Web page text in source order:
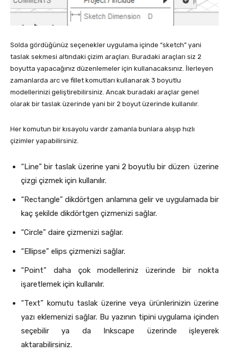
Solda gördüğünüz seçenekler uygulama içinde “sketch” yani
taslak sekmesi altındaki çizim araçları. Buradaki araçları siz 2
boyutta yapacağınız düzenlemeler için kullanacaksınız. İlerleyen
zamanlarda arc ve fillet komutları kullanarak 3 boyutlu
modellerinizi geliştirebilirsiniz. Ancak buradaki araçlar genel
olarak bir taslak üzerinde yani bir 2 boyut üzerinde kullanılır.
Her komutun bir kısayolu vardır zamanla bunlara alışıp hızlı
çizimler yapabilirsiniz.
“Line” bir taslak üzerine yani 2 boyutlu bir düzen üzerine
çizgi çizmek için kullanılır.
“Rectangle” dikdörtgen anlamına gelir ve uygulamada bir
kaç şekilde dikdörtgen çizmenizi sağlar.
“Circle” daire çizmenizi sağlar.
“Ellipse” elips çizmenizi sağlar.
“Point” daha çok modelleriniz üzerinde bir nokta
işaretlemek için kullanılır.
“Text” komutu taslak üzerine veya ürünlerinizin üzerine
yazı eklemenizi sağlar. Bu yazının tipini uygulama içinden
seçebilir ya da Inkscape üzerinde işleyerek
aktarabilirsiniz.